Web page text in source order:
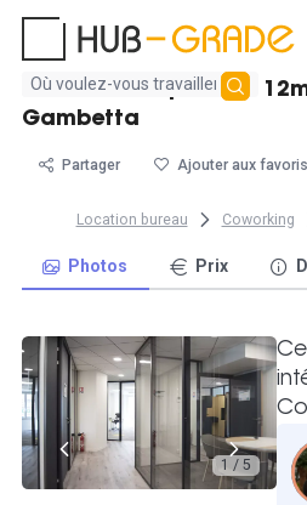
Aucun
résultat
Beau bureau privé de
Gambetta
Partager Ajouter aux favoris
Location bureau Coworking
Photos Prix
1 / 5